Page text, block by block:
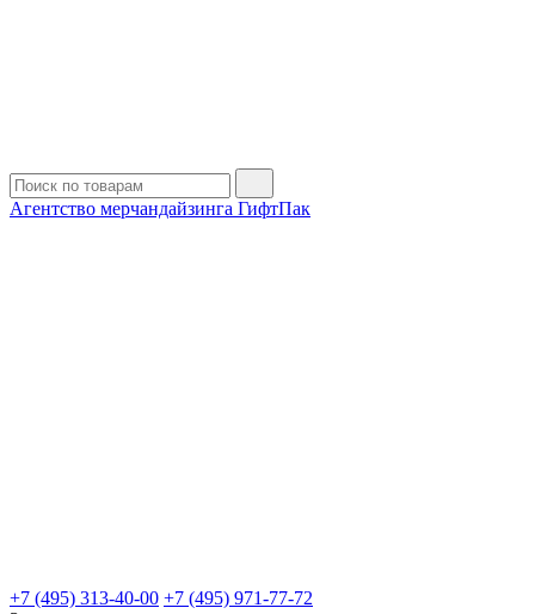
Агентство мерчандайзинга ГифтПак
+7 (495) 313-40-00 +7 (495) 971-77-72